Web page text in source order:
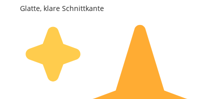
Glatte, klare Schnittkante